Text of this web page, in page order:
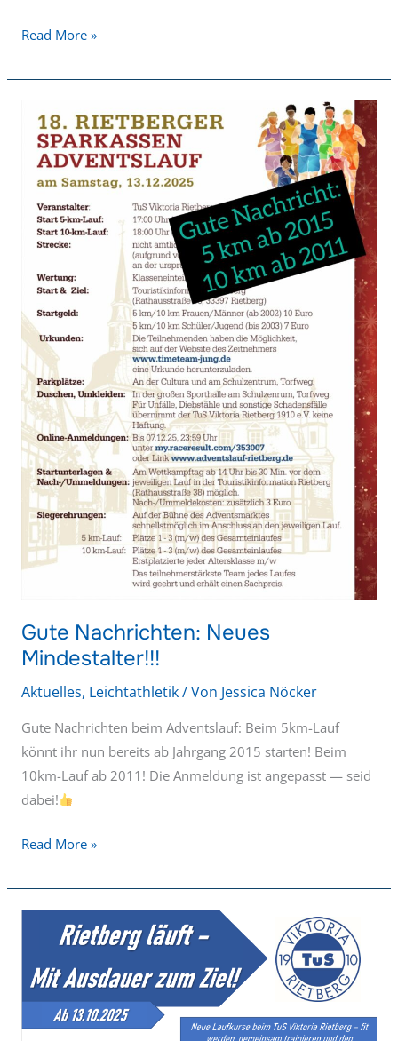
Read More »
Gute Nachrichten: Neues
Mindestalter!!!
Aktuelles, Leichtathletik/ Von Jessica Nöcker
Gute Nachrichten beim Adventslauf: Beim 5km-Lauf
könnt ihr nun bereits ab Jahrgang 2015 starten! Beim
10km-Lauf ab 2011! Die Anmeldung ist angepasst — seid
dabei!
Gute
Nachrichten:
Neues
Mindestalter!!!
Read More »
Ausdauer
zum
Ziel